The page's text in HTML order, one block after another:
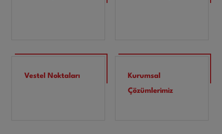
Vestel Noktaları
Kurumsal
Çözümlerimiz